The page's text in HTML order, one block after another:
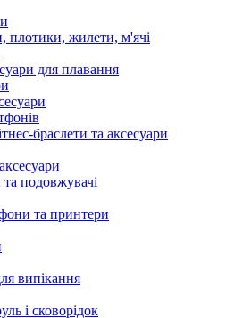
плотики, жилети, м'ячі
для плавання
браслети та аксесуари
подовжувачі
та принтери
випікання
і сковорідок